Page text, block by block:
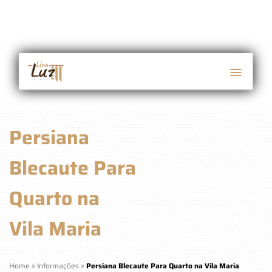
Persiana
Blecaute Para
Quarto na
Vila Maria
Home » Informações » Persiana Blecaute Para Quarto na Vila Maria